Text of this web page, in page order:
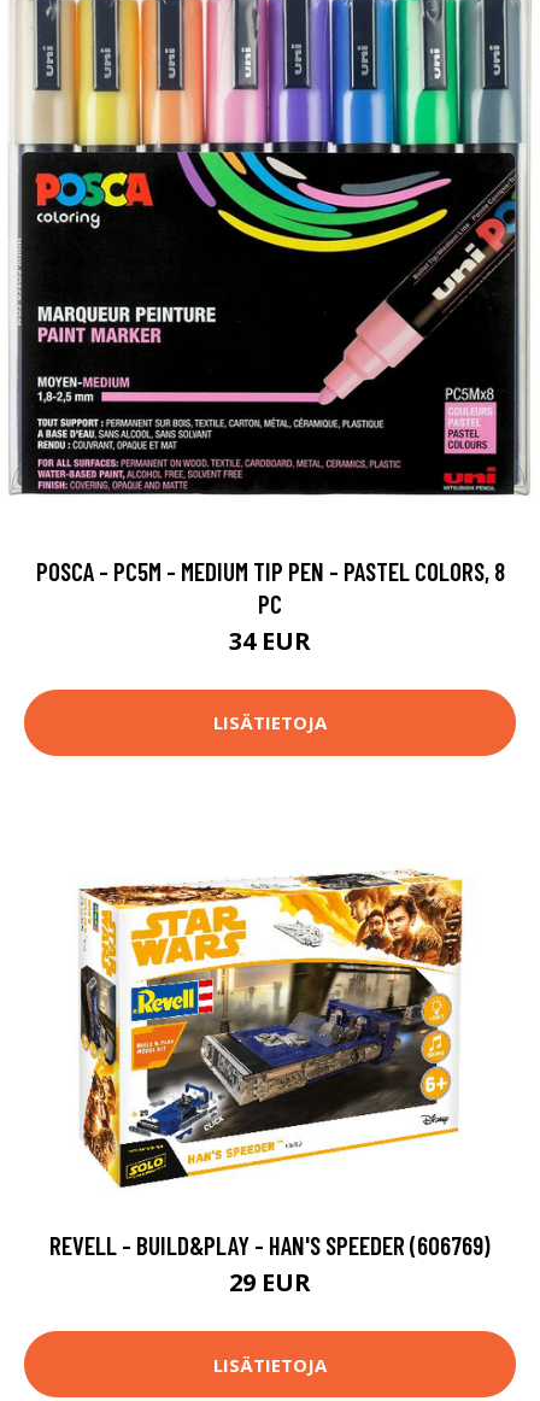
POSCA - PC5M - MEDIUM TIP PEN - PASTEL COLORS, 8
PC
34 EUR
LISÄTIETOJA
REVELL - BUILD&PLAY - HAN'S SPEEDER (606769)
29 EUR
LISÄTIETOJA